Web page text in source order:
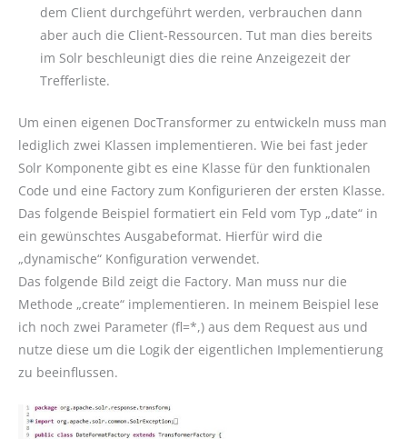
dem Client durchgeführt werden, verbrauchen dann
aber auch die Client-Ressourcen. Tut man dies bereits
im Solr beschleunigt dies die reine Anzeigezeit der
Trefferliste.
Um einen eigenen DocTransformer zu entwickeln muss man
lediglich zwei Klassen implementieren. Wie bei fast jeder
Solr Komponente gibt es eine Klasse für den funktionalen
Code und eine Factory zum Konfigurieren der ersten Klasse.
Das folgende Beispiel formatiert ein Feld vom Typ „date“ in
ein gewünschtes Ausgabeformat. Hierfür wird die
„dynamische“ Konfiguration verwendet.
Das folgende Bild zeigt die Factory. Man muss nur die
Methode „create“ implementieren. In meinem Beispiel lese
ich noch zwei Parameter (fl=*,) aus dem Request aus und
nutze diese um die Logik der eigentlichen Implementierung
zu beeinflussen.